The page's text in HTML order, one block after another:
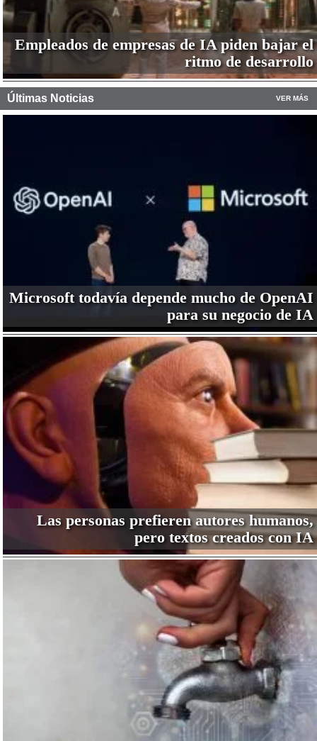
Empleados de empresas de IA piden bajar el
ritmo de desarrollo
Últimas Noticias VER MÁS
Microsoft todavía depende mucho de OpenAI
para su negocio de IA
Las personas prefieren autores humanos,
pero textos creados con IA